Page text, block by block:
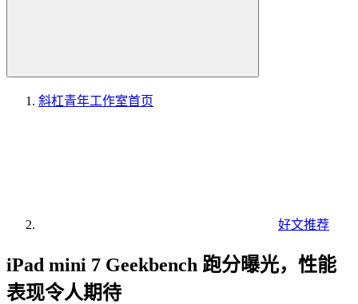
斜杠青年工作室首页
好文推荐
iPad mini 7 Geekbench 跑分曝光，性能
表现令人期待